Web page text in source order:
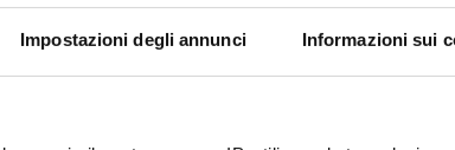
Impostazioni degli annunci Informazioni sui